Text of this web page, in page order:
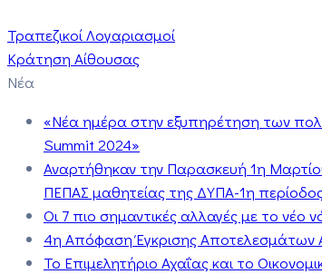
Τραπεζικοί Λογαριασμοί
Κράτηση Αίθουσας
Νέα
«Νέα ημέρα στην εξυπηρέτηση των
Summit 2024»
Αναρτήθηκαν την Παρασκευή 1η
ΠΕΠΑΣ μαθητείας της ΔΥΠΑ-1η
Οι 7 πιο σημαντικές αλλαγές με το νέο
4η Απόφαση Έγκρισης Αποτελεσμάτων
Το Επιμελητήριο Αχαΐας και το